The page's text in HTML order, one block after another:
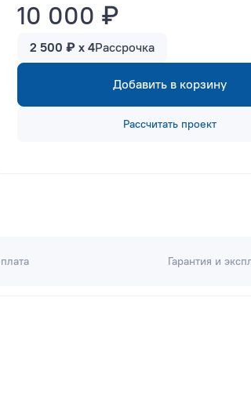
10 000 ₽
2 500 ₽ x 4Рассрочка
Добавить в корзину
Рассчитать проект
Гарантия и